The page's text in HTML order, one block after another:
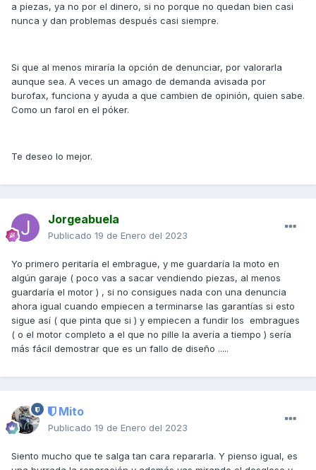
a piezas, ya no por el dinero, si no porque no quedan bien casi
nunca y dan problemas después casi siempre.
Si que al menos miraría la opción de denunciar, por valorarla
aunque sea. A veces un amago de demanda avisada por
burofax, funciona y ayuda a que cambien de opinión, quien sabe.
Como un farol en el póker.
Te deseo lo mejor.
Jorgeabuela
Publicado 19 de Enero del 2023
Yo primero peritaría el embrague, y me guardaría la moto en
algún garaje ( poco vas a sacar vendiendo piezas, al menos
guardaría el motor ) , si no consigues nada con una denuncia
ahora igual cuando empiecen a terminarse las garantías si esto
sigue así ( que pinta que si ) y empiecen a fundir los embragues
( o el motor completo a el que no pille la avería a tiempo ) sería
más fácil demostrar que es un fallo de diseño .....
Mito
Publicado 19 de Enero del 2023
Siento mucho que te salga tan cara repararla. Y pienso igual, es